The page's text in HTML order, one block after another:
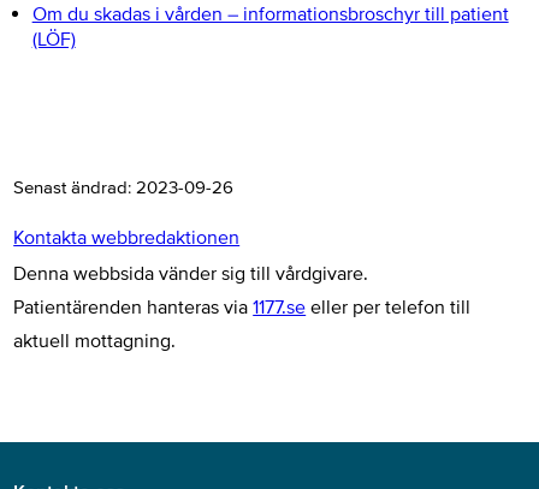
Om du skadas i vården – informationsbroschyr till patient
(LÖF)
Senast ändrad:2023-09-26
Kontakta webbredaktionen
Denna webbsida vänder sig till vårdgivare.
Patientärenden hanteras via1177.se eller per telefon till
aktuell mottagning.